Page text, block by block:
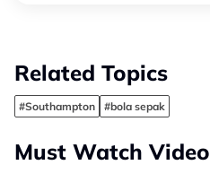
Related Topics
#Southampton #bola sepak
Must Watch Video